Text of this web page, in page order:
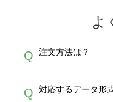
よ
Q 注文方法は？
A
生産にて承
Q 対応するデータ形